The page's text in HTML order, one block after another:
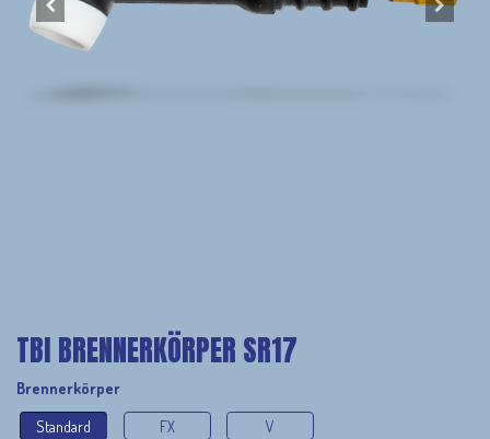
TBI BRENNERKÖRPER SR17
Brennerkörper
Standard FX V